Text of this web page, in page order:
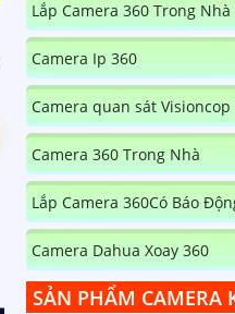
Lắp Camera 360 Trong
Camera Ip 360
Camera quan sát Visioncop
Camera 360 Trong Nhà
Lắp Camera 360Có Báo
Camera Dahua Xoay 360
SẢN PHẨM CAMERA